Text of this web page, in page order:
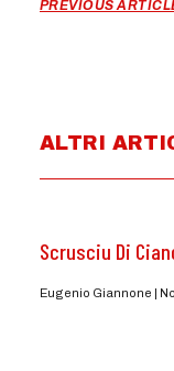
PREVIOUS
ALTRI
Scrusciu Di
Eugenio Giannone